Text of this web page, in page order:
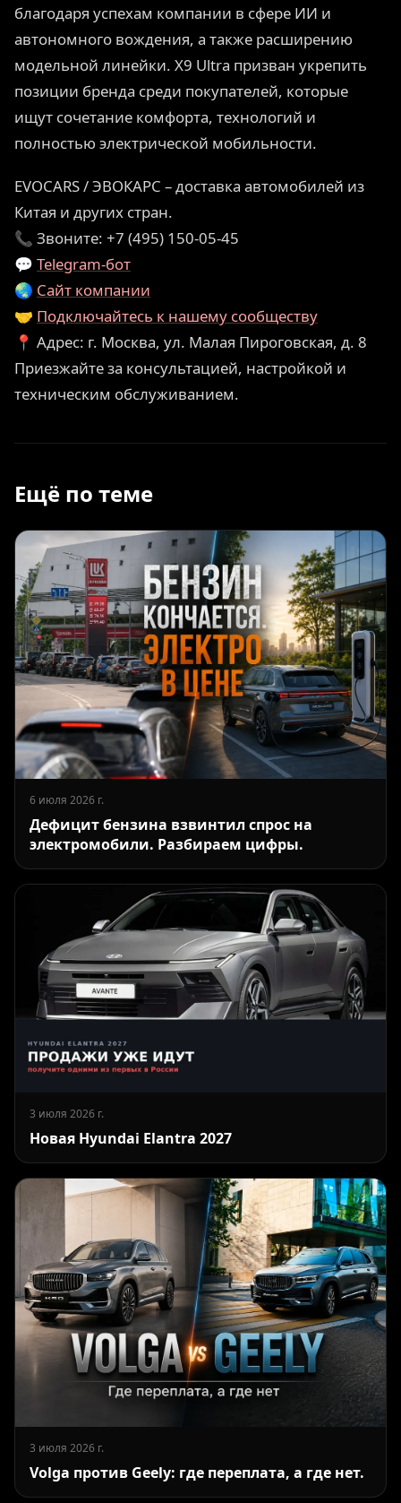
благодаря успехам компании в сфере ИИ и
автономного вождения, а также расширению
модельной линейки. X9 Ultra призван укрепить
позиции бренда среди покупателей, которые
ищут сочетание комфорта, технологий и
полностью электрической мобильности.
EVOCARS / ЭВОКАРС – доставка автомобилей из
Китая и других стран.
📞 Звоните: +7 (495) 150-05-45
💬 Telegram-бот
🌏 Сайт компании
🤝 Подключайтесь к нашему сообществу
📍 Адрес: г. Москва, ул. Малая Пироговская, д. 8
Приезжайте за консультацией, настройкой и
техническим обслуживанием.
Ещё по теме
6 июля 2026 г.
Дефицит бензина взвинтил спрос на
электромобили. Разбираем цифры.
3 июля 2026 г.
Новая Hyundai Elantra 2027
3 июля 2026 г.
Volga против Geely: где переплата, а где нет.